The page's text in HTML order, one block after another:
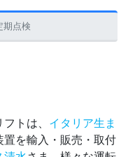
期点検
トは、 イタリア生ま
置を輸入・販売・取付